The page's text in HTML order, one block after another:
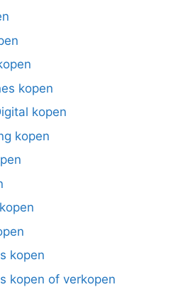
kopen
kopen
kopen
kopen
kopen of verkopen